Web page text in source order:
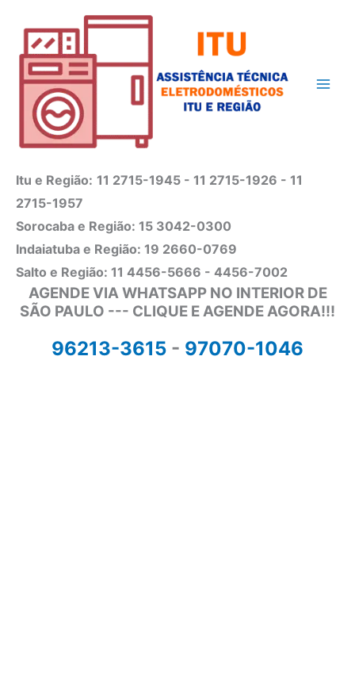
conteúdo
Itu e Região: 11 2715-1945 - 11 2715-1926 - 11
2715-1957
Sorocaba e Região: 15 3042-0300
Indaiatuba e Região: 19 2660-0769
Salto e Região: 11 4456-5666 - 4456-7002
AGENDE VIA WHATSAPP NO INTERIOR DE
SÃO PAULO --- CLIQUE E AGENDE AGORA!!!
96213-3615 - 97070-1046